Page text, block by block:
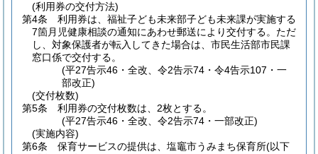
(利用券の交付方法)
第4条
利用券は、福祉子ども未来部子ども未来課が実施する
7箇月児健康相談の通知にあわせ郵送により交付する。 ただ
し、対象保護者が転入してきた場合は、市民生活部市民課
窓口係で交付する。
(平27告示46・全改、令2告示74・令4告示107・一
部改正)
(交付枚数)
第5条
利用券の交付枚数は、2枚とする。
(平27告示46・全改、令2告示74・一部改正)
(実施内容)
第6条
保育サービスの提供は、塩竈市うみまち保育所(以下